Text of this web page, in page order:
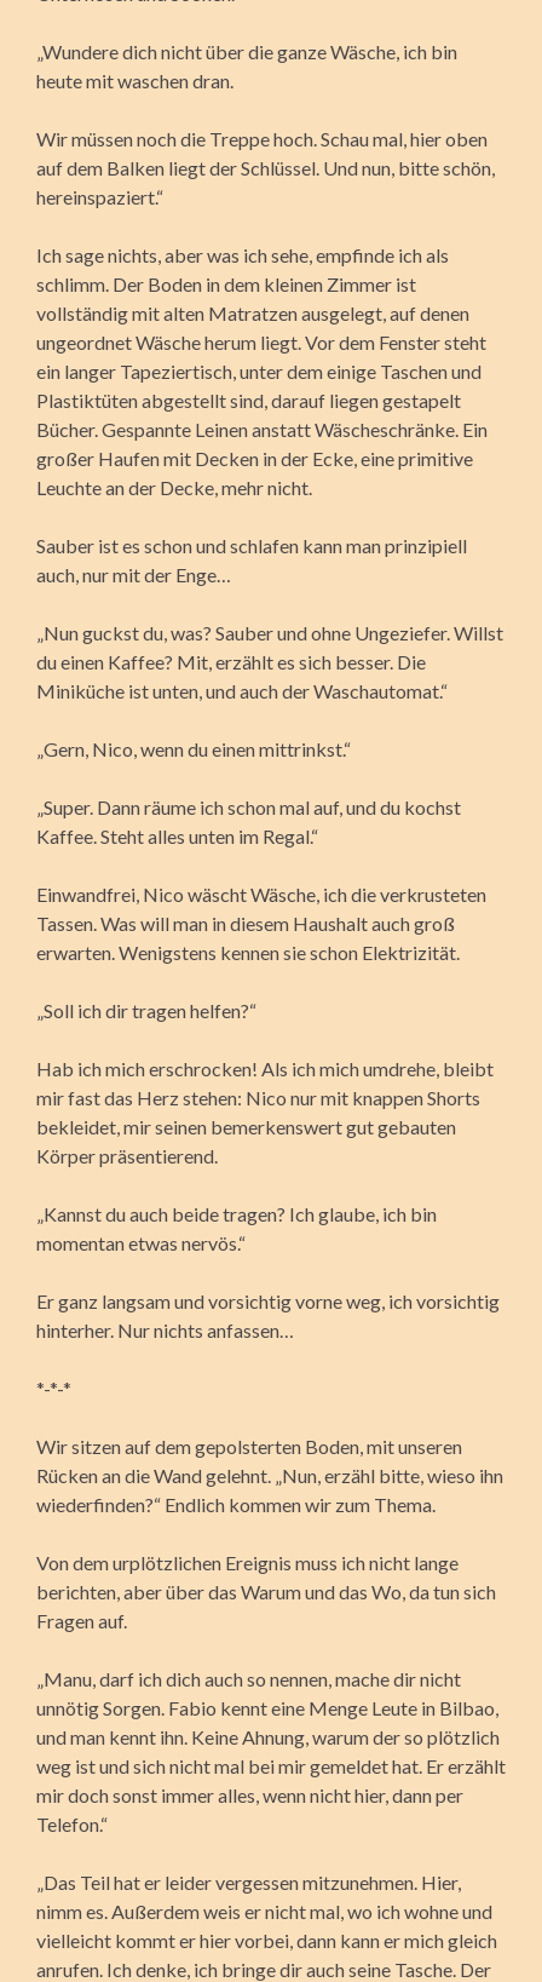
„Wundere dich nicht über die ganze Wäsche, ich bin
heute mit waschen dran.
Wir müssen noch die Treppe hoch. Schau mal, hier oben
auf dem Balken liegt der Schlüssel. Und nun, bitte schön,
hereinspaziert.“
Ich sage nichts, aber was ich sehe, empfinde ich als
schlimm. Der Boden in dem kleinen Zimmer ist
vollständig mit alten Matratzen ausgelegt, auf denen
ungeordnet Wäsche herum liegt. Vor dem Fenster steht
ein langer Tapeziertisch, unter dem einige Taschen und
Plastiktüten abgestellt sind, darauf liegen gestapelt
Bücher. Gespannte Leinen anstatt Wäscheschränke. Ein
großer Haufen mit Decken in der Ecke, eine primitive
Leuchte an der Decke, mehr nicht.
Sauber ist es schon und schlafen kann man prinzipiell
auch, nur mit der Enge…
„Nun guckst du, was? Sauber und ohne Ungeziefer. Willst
du einen Kaffee? Mit, erzählt es sich besser. Die
Miniküche ist unten, und auch der Waschautomat.“
„Gern, Nico, wenn du einen mittrinkst.“
„Super. Dann räume ich schon mal auf, und du kochst
Kaffee. Steht alles unten im Regal.“
Einwandfrei, Nico wäscht Wäsche, ich die verkrusteten
Tassen. Was will man in diesem Haushalt auch groß
erwarten. Wenigstens kennen sie schon Elektrizität.
„Soll ich dir tragen helfen?“
Hab ich mich erschrocken! Als ich mich umdrehe, bleibt
mir fast das Herz stehen: Nico nur mit knappen Shorts
bekleidet, mir seinen bemerkenswert gut gebauten
Körper präsentierend.
„Kannst du auch beide tragen? Ich glaube, ich bin
momentan etwas nervös.“
Er ganz langsam und vorsichtig vorne weg, ich vorsichtig
hinterher. Nur nichts anfassen…
*-*-*
Wir sitzen auf dem gepolsterten Boden, mit unseren
Rücken an die Wand gelehnt. „Nun, erzähl bitte, wieso ihn
wiederfinden?“ Endlich kommen wir zum Thema.
Von dem urplötzlichen Ereignis muss ich nicht lange
berichten, aber über das Warum und das Wo, da tun sich
Fragen auf.
„Manu, darf ich dich auch so nennen, mache dir nicht
unnötig Sorgen. Fabio kennt eine Menge Leute in Bilbao,
und man kennt ihn. Keine Ahnung, warum der so plötzlich
weg ist und sich nicht mal bei mir gemeldet hat. Er erzählt
mir doch sonst immer alles, wenn nicht hier, dann per
Telefon.“
„Das Teil hat er leider vergessen mitzunehmen. Hier,
nimm es. Außerdem weis er nicht mal, wo ich wohne und
vielleicht kommt er hier vorbei, dann kann er mich gleich
anrufen. Ich denke, ich bringe dir auch seine Tasche. Der